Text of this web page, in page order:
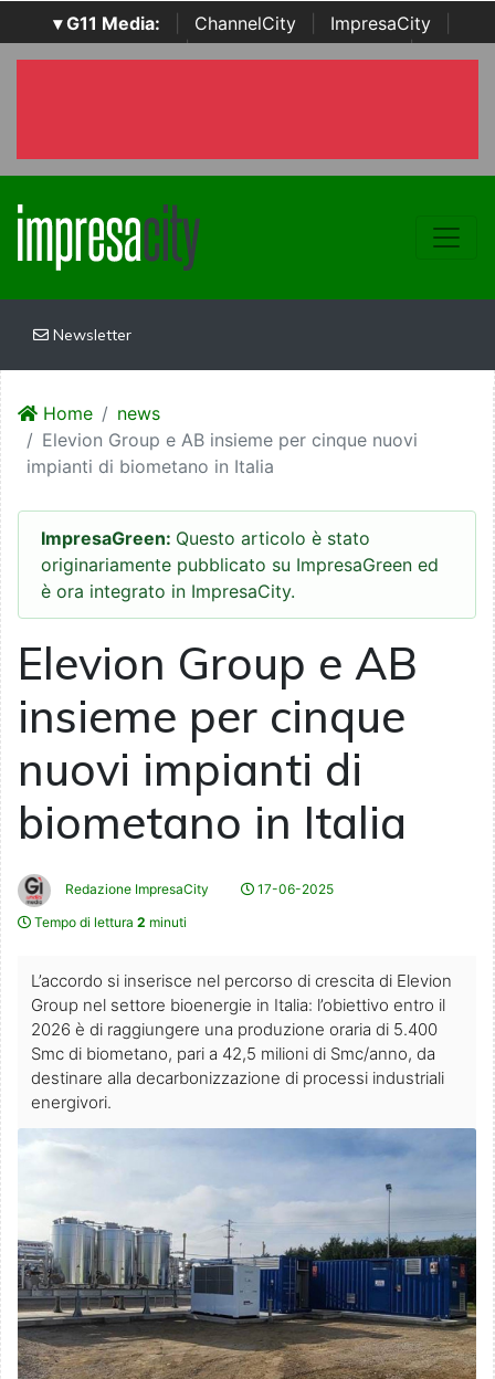
▾ G11 Media: ChannelCity ImpresaCity
SecurityOpenLab | Italian Channel Awards | Italian
Newsletter
Home
news
Elevion Group e AB insieme per cinque nuovi
impianti di biometano in Italia
ImpresaGreen: Questo articolo è stato
originariamente pubblicato su ImpresaGreen ed
è ora integrato in ImpresaCity.
Elevion Group e AB
insieme per cinque
nuovi impianti di
biometano in Italia
Redazione ImpresaCity
17-06-2025
Tempo di lettura 2 minuti
L’accordo si inserisce nel percorso di crescita di Elevion
Group nel settore bioenergie in Italia: l’obiettivo entro il
2026 è di raggiungere una produzione oraria di 5.400
Smc di biometano, pari a 42,5 milioni di Smc/anno, da
destinare alla decarbonizzazione di processi industriali
energivori.